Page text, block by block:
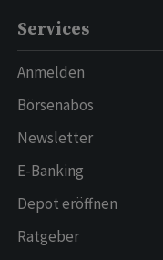
Services
Anmelden
Börsenabos
Newsletter
E-Banking
Depot eröffnen
Ratgeber